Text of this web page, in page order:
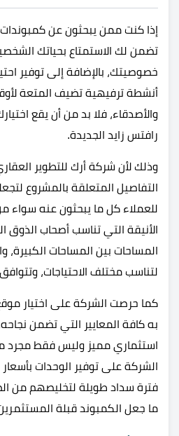
إذا كنت ممن يبحثون عن
تضمن لك الاستمتاع بحياتك
خصوصيتك، بالإضافة إلى توفير
أنشطة ترفيهية تضيف المتعة
والأصدقاء، فلا بد من أن يقع
رافتس زايد الجديدة.
وذلك لأن شركة أرك للتطوير
التفاصيل المتعلقة بالمشروع
للعملاء كل ما يبحثون عنه سواء
الأنيقة التي تناسب أصحاب الذوق
المساحات بين المساحات الكبيرة،
لتناسب مختلف الاحتياجات،
كما حرصت الشركة على اختيار
به كافة المعايير التي تضمن
استثماري مميز وليس فقط
الشركة على توفير الوحدات
فترة سداد طويلة لتخليصهم من
ما جعل الكمبوند قبلة